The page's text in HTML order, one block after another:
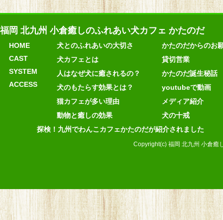
福岡 北九州 小倉癒しのふれあい犬カフェ かたのだ
HOME
CAST
SYSTEM
ACCESS
犬とのふれあいの大切さ
犬カフェとは
人はなぜ犬に癒されるの？
犬のもたらす効果とは？
猫カフェが多い理由
動物と癒しの効果
かたのだからのお
貸切営業
かたのだ誕生秘話
youtubeで動画
メディア紹介
犬の十戒
探検！九州でわんこカフェかたのだが紹介されました
Copyright(c) 福岡 北九州 小倉癒